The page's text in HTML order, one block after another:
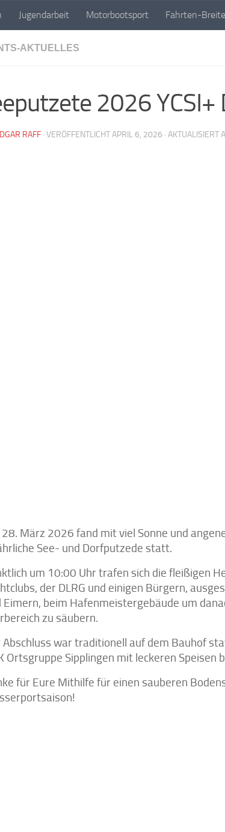
Jugendarbeit Motorbootsport Fahrten-
AKTUELLES
2026 YCSI+
RAFF · VERÖFFENTLICHTAPRIL 6, 2026 · AKTUALISIERT
März 2026 fand mit viel Sonne und
See- und Dorfputzede statt.
um 10:00 Uhr trafen sich die fleißigen
der DLRG und einigen Bürgern,
Eimern, beim Hafenmeistergebäude um
zu säubern.
Abschluss war traditionell auf dem Bauhof
Ortsgruppe Sipplingen mit leckeren Speisen
für Eure Mithilfe für einen sauberen